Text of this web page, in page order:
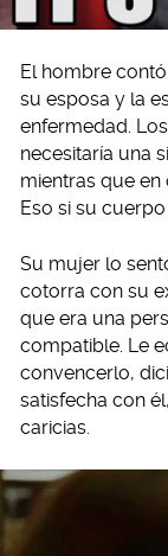
El hombre
su esposa y la
enfermedad.
necesitaría una
mientras que
Eso si su
Su mujer lo
cotorra con su
que era una
compatible. Le
convencerlo,
satisfecha con
caricias.